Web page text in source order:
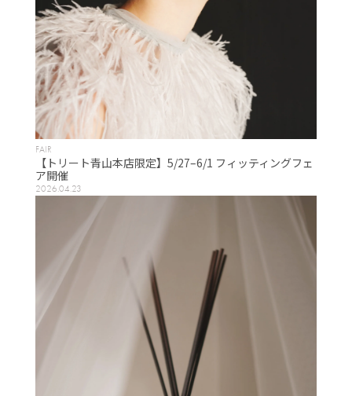
FAIR
【トリート青山本店限定】5/27–6/1 フィッティングフェ
ア開催
2026.04.23